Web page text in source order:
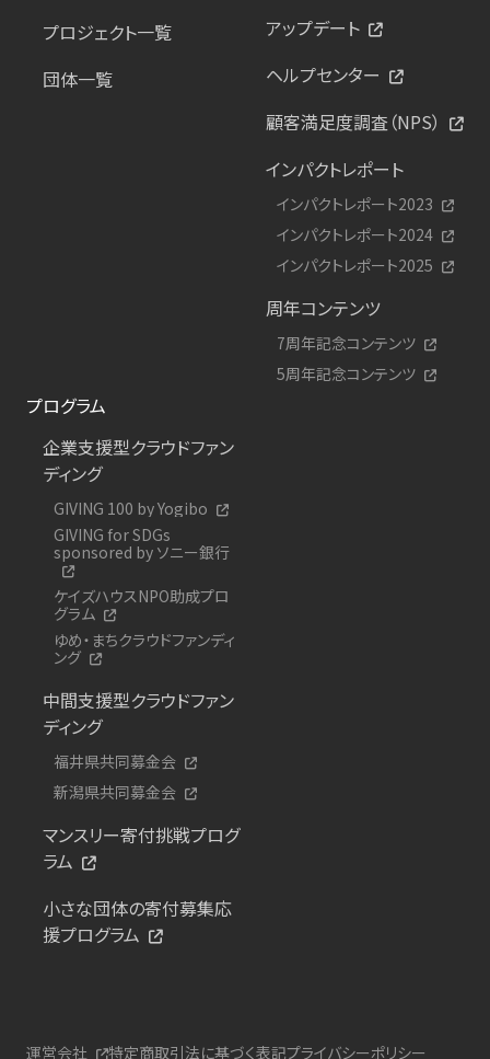
プロジェクト一覧
団体一覧
アップデート
ヘルプセンター
顧客満足度調査（NPS）
インパクトレポート
インパクトレポート2023
インパクトレポート2024
インパクトレポート2025
周年コンテンツ
7周年記念コンテンツ
5周年記念コンテンツ
プログラム
企業支援型クラウドファン
ディング
GIVING 100 by Yogibo
GIVING for SDGs
sponsored by ソニー銀行
ケイズハウスNPO助成プロ
グラム
ゆめ・まちクラウドファンディ
ング
中間支援型クラウドファン
ディング
福井県共同募金会
新潟県共同募金会
マンスリー寄付挑戦プログ
ラム
小さな団体の寄付募集応
援プログラム
運営会社 特定商取引法に基づく表記プライバシーポリシー